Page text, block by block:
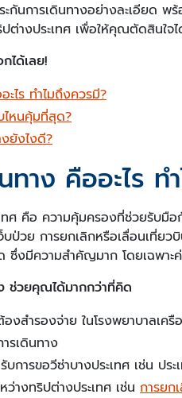
กันการเดินทางอย่างละเอียด พ
ต่างประเทศ เพื่อให้คุณตัดสินใจไ
ได้เลย!
ะไร ทำไมถึงควรมี?
ไหนคุ้มที่สุด?
ยังไงดี?
ทาง คืออะไร ท
ทศ คือ ความคุ้มครองที่ช่วยรับมื
ป่วย การยกเลิกหรือเลื่อนเที่ย
ซึ่งมีความสำคัญมาก โดยเฉพาะ
ช่วยคุณได้มากกว่าที่คิด
งสำรองจ่าย ในโรงพยาบาลเครื
รเดินทาง
การขอวีซ่าบางประเทศ เช่น ประ
างทริปต่างประเทศ เช่น การยก